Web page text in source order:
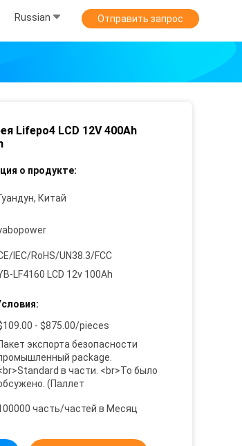
Russian Отправить запрос
Lifepo4 LCD 12V 400Ah
о продукте:
Китай
IEC/RoHS/UN38.3/FCC
LF4160 LCD 12v 100Ah
- $875.00/pieces
экспорта безопасности
package.
в части. <br>To было
(Паллет
часть/частей в Месяц